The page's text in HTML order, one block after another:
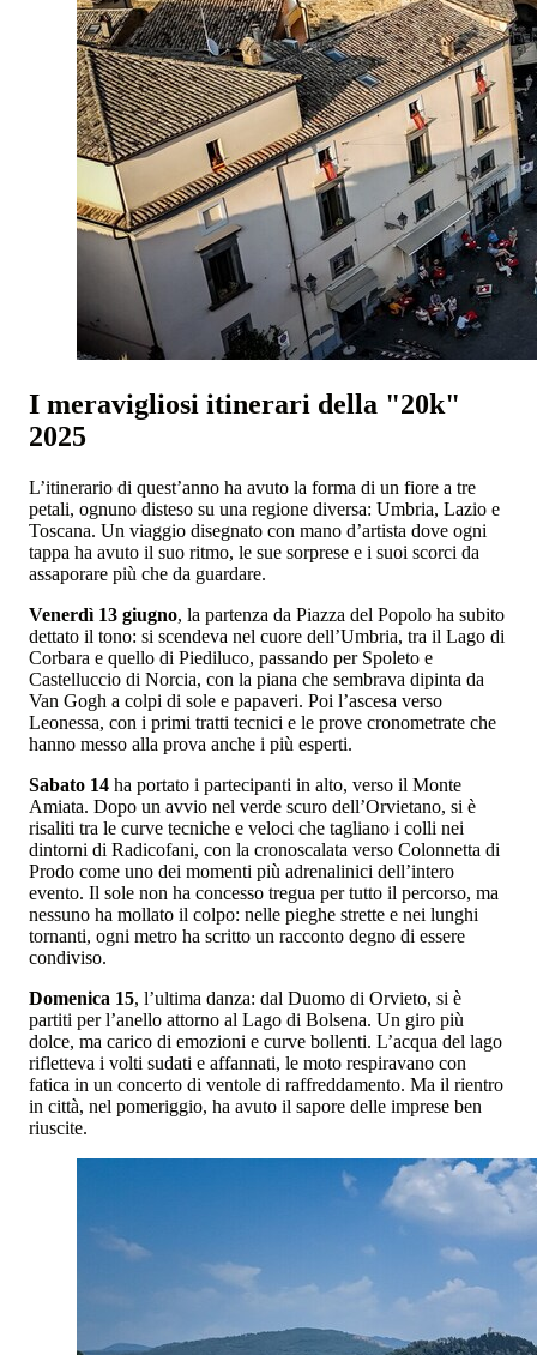
I meravigliosi itinerari della "20k"
2025
L’itinerario di quest’anno ha avuto la forma di un fiore a tre
petali, ognuno disteso su una regione diversa: Umbria, Lazio e
Toscana. Un viaggio disegnato con mano d’artista dove ogni
tappa ha avuto il suo ritmo, le sue sorprese e i suoi scorci da
assaporare più che da guardare.
Venerdì 13 giugno, la partenza da Piazza del Popolo ha subito
dettato il tono: si scendeva nel cuore dell’Umbria, tra il Lago di
Corbara e quello di Piediluco, passando per Spoleto e
Castelluccio di Norcia, con la piana che sembrava dipinta da
Van Gogh a colpi di sole e papaveri. Poi l’ascesa verso
Leonessa, con i primi tratti tecnici e le prove cronometrate che
hanno messo alla prova anche i più esperti.
Sabato 14 ha portato i partecipanti in alto, verso il Monte
Amiata. Dopo un avvio nel verde scuro dell’Orvietano, si è
risaliti tra le curve tecniche e veloci che tagliano i colli nei
dintorni di Radicofani, con la cronoscalata verso Colonnetta di
Prodo come uno dei momenti più adrenalinici dell’intero
evento. Il sole non ha concesso tregua per tutto il percorso, ma
nessuno ha mollato il colpo: nelle pieghe strette e nei lunghi
tornanti, ogni metro ha scritto un racconto degno di essere
condiviso.
Domenica 15, l’ultima danza: dal Duomo di Orvieto, si è
partiti per l’anello attorno al Lago di Bolsena. Un giro più
dolce, ma carico di emozioni e curve bollenti. L’acqua del lago
rifletteva i volti sudati e affannati, le moto respiravano con
fatica in un concerto di ventole di raffreddamento. Ma il rientro
in città, nel pomeriggio, ha avuto il sapore delle imprese ben
riuscite.